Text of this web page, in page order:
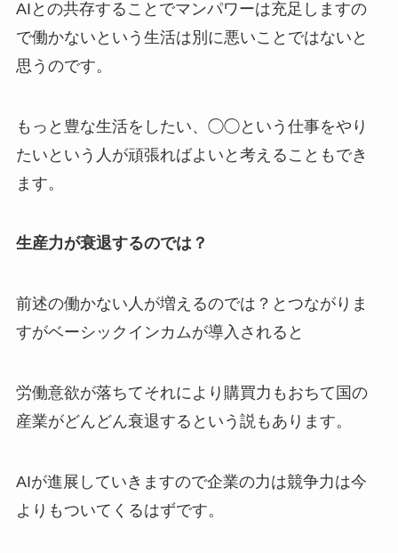
AIとの共存することでマンパワーは充足しますの
で働かないという生活は別に悪いことではないと
思うのです。
もっと豊な生活をしたい、◯◯という仕事をやり
たいという人が頑張ればよいと考えることもでき
ます。
生産力が衰退するのでは？
前述の働かない人が増えるのでは？とつながりま
すがベーシックインカムが導入されると
労働意欲が落ちてそれにより購買力もおちて国の
産業がどんどん衰退するという説もあります。
AIが進展していきますので企業の力は競争力は今
よりもついてくるはずです。